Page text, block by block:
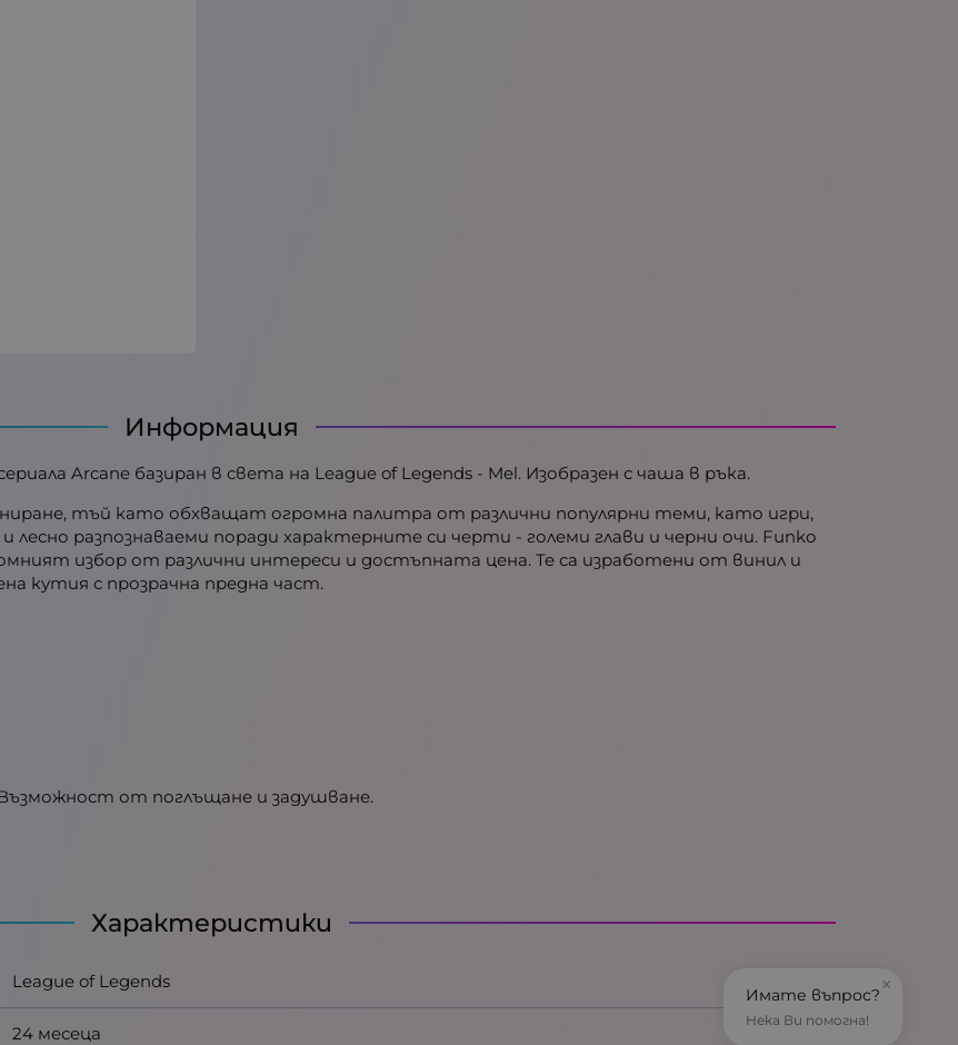
Информация
Arcane базиран в света на League of Legends - Mel. Изобразен с чаша в ръка.
тъй като обхващат огромна палитра от различни популярни теми, като игри,
лесно разпознаваеми поради характерните си черти - големи глави и черни очи. Funko
избор от различни интереси и достъпната цена. Те са изработени от винил и
кутия с прозрачна предна част.
от поглъщане и задушване.
Характеристики
League of Legends
24 месеца
×
Имате въпрос?
Нека Ви помогна!